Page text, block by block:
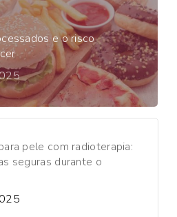
e o risco
pele com radioterapia:
seguras durante o